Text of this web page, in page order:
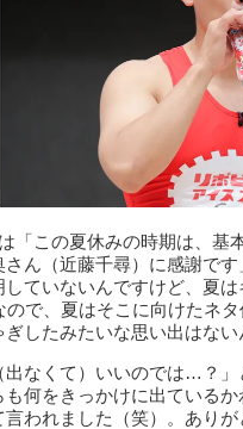
「この夏休みの時期は、
さん（近藤千尋）に感謝で
ていないんですけど、夏
ので、夏はそこに向けたネ
したみたいな思い出はない
出なくて）いいのでは…？
何をきっかけに出ている
われました（笑）。あり